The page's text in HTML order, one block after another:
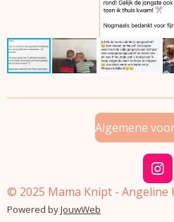
Algemene
I
n
s
© 2025 Mama Knipt - Angeline
Powered byJouwWeb